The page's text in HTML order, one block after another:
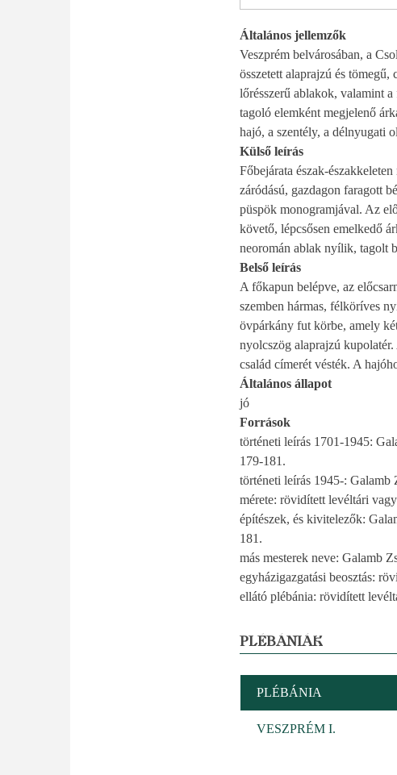
Általános jellemzők
Veszprém belvárosában, a
összetett alaprajzú és
lőrésszerű ablakok, valamint
tagoló elemként megjelenő
hajó, a szentély, a délnyugati
Külső leírás
Főbejárata észak-
záródású, gazdagon faragott
püspök monogramjával. Az
követő, lépcsősen emelkedő
neoromán ablak nyílik, tagolt
Belső leírás
A főkapun belépve, az
szemben hármas, félköríves
övpárkány fut körbe, amely
nyolcszög alaprajzú
család címerét vésték. A
Általános állapot
jó
Források
történeti leírás 1701-1945:
179-181.
történeti leírás 1945-:
mérete: rövidített levéltári
építészek, és kivitelezők:
181.
más mesterek neve: Galamb
egyházigazgatási beosztás:
ellátó plébánia: rövidített
PLÉBÁNIÁK
PLÉBÁNIA
VESZPRÉM I.